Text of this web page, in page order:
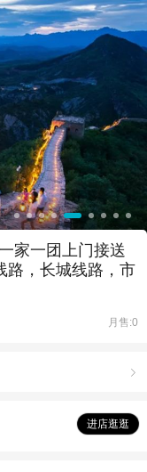
家一团上门接送
路，长城线路，市
月售:0

进店逛逛